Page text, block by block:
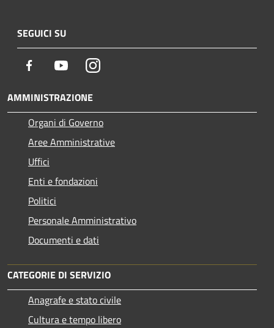
SEGUICI SU
Facebook YoutubeInstagram
AMMINISTRAZIONE
Organi di Governo
Aree Amministrative
Uffici
Enti e fondazioni
Politici
Personale Amministrativo
Documenti e dati
CATEGORIE DI SERVIZIO
Anagrafe e stato civile
Cultura e tempo libero